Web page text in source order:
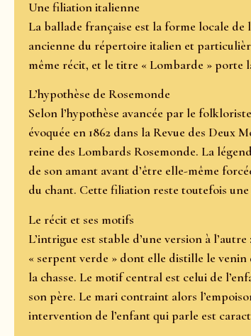
Une filiation italienne
La ballade française est la forme locale
ancienne du répertoire italien et
même récit, et le titre « Lombarde » porte
L’hypothèse de Rosemonde
Selon l’hypothèse avancée par le
évoquée en 1862 dans la Revue des
reine des Lombards Rosemonde. La
de son amant avant d’être elle-même
du chant. Cette filiation reste toutefois
Le récit et ses motifs
L’intrigue est stable d’une version à
« serpent verde » dont elle distille le venin
la chasse. Le motif central est celui de
son père. Le mari contraint alors
intervention de l’enfant qui parle est